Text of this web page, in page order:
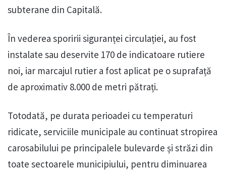
subterane din Capitală.
În vederea sporirii siguranței circulației, au fost
instalate sau deservite 170 de indicatoare rutiere
noi, iar marcajul rutier a fost aplicat pe o suprafață
de aproximativ 8.000 de metri pătrați.
Totodată, pe durata perioadei cu temperaturi
ridicate, serviciile municipale au continuat stropirea
carosabilului pe principalele bulevarde și străzi din
toate sectoarele municipiului, pentru diminuarea